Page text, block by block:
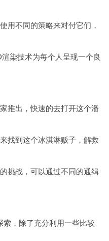
用不同的策略来对付它们，
染技术为每个人呈现一个良
推出，快速的去打开这个潘
找到这个冰淇淋贩子，解救
挑战，可以通过不同的通缉
索，除了充分利用一些比较